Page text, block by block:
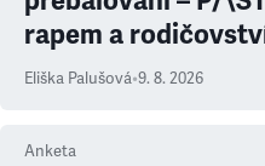
rapem a
Eliška Palušová•9. 8. 2026
Anketa